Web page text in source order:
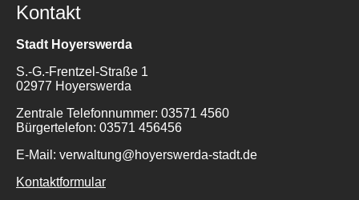
Kontakt
Stadt Hoyerswerda
S.-G.-Frentzel-Straße 1
02977 Hoyerswerda
Zentrale Telefonnummer: 03571 4560
Bürgertelefon: 03571 456456
E-Mail: verwaltung@hoyerswerda-stadt.de
Kontaktformular